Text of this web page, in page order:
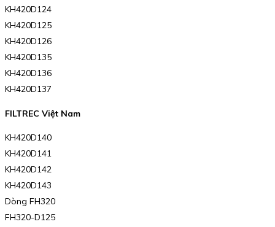
KH420D124
KH420D125
KH420D126
KH420D135
KH420D136
KH420D137
FILTREC Việt Nam
KH420D140
KH420D141
KH420D142
KH420D143
Dòng FH320
FH320-D125